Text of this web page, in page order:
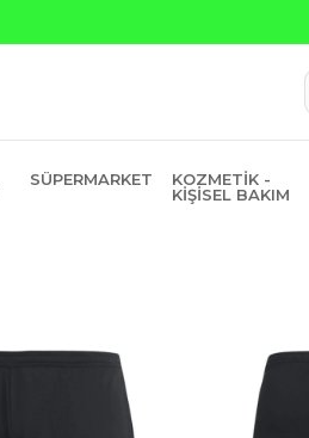
SÜPERMARKET
KOZMETIK -
KIŞISEL BAKIM